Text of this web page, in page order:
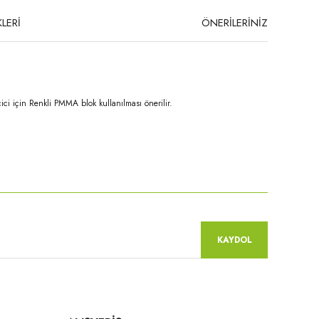
ÖNERİLERİNİZ
için Renkli PMMA blok kullanılması önerilir.
KAYDOL